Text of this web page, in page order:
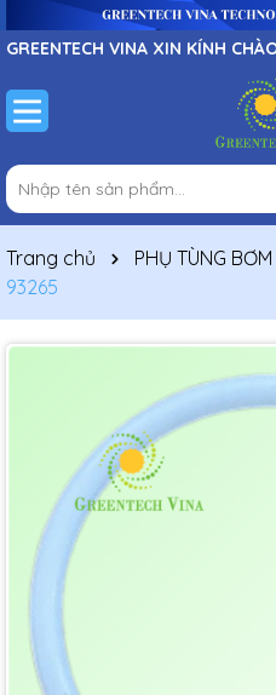
GREENTECH VINA XIN KÍNH
Trang chủ PHỤ TÙNG
93265